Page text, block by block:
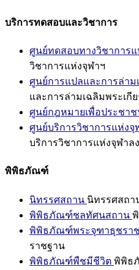
บริการทดสอบและวิชาการ
ศูนย์ทดสอบทางวิชาการแ
วิชาการแห่งจุฬาฯ
ศูนย์การแปลและการล่าม
และการล่ามเฉลิมพระเกี
ศูนย์กฎหมายเพื่อประชา
ศูนย์บริการวิชาการแห่ง
บริการวิชาการแห่งจุฬา
พิพิธภัณฑ์
นิทรรศสถาน นิทรรศสถา
พิพิธภัณฑ์ชลทัศนสถาน
พิพิธภัณฑ์พระจุฑาธุชรา
ราชฐาน
พิพิธภัณฑ์พืชมีชีวิต พิพิธ